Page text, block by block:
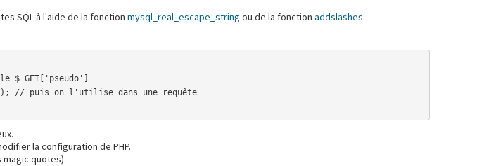
SQL à l'aide de la fonctionmysql_real_escape_string ou de la fonctionaddslashes.
$_GET['pseudo']
"); // puis on l'utilise dans une requête
la configuration de PHP.
quotes).